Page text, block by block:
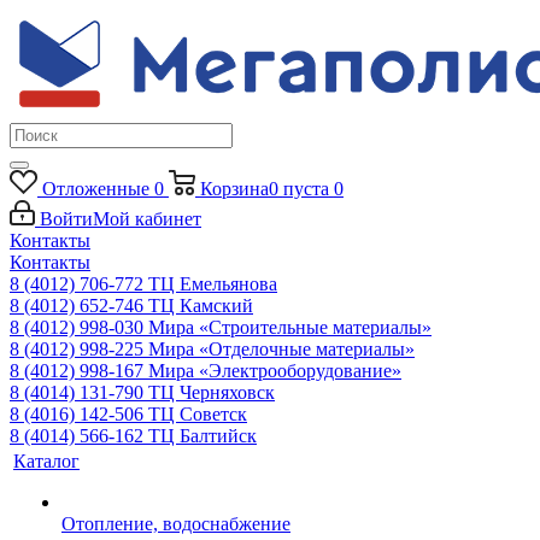
Отложенные 0 Корзина0 пуста 0
ВойтиМой кабинет
Контакты
Контакты
8 (4012) 706-772 ТЦ Емельянова
8 (4012) 652-746 ТЦ Камский
8 (4012) 998-030 Мира «Строительные материалы»
8 (4012) 998-225 Мира «Отделочные материалы»
8 (4012) 998-167 Мира «Электрооборудование»
8 (4014) 131-790 ТЦ Черняховск
8 (4016) 142-506 ТЦ Советск
8 (4014) 566-162 ТЦ Балтийск
Каталог
Отопление, водоснабжение